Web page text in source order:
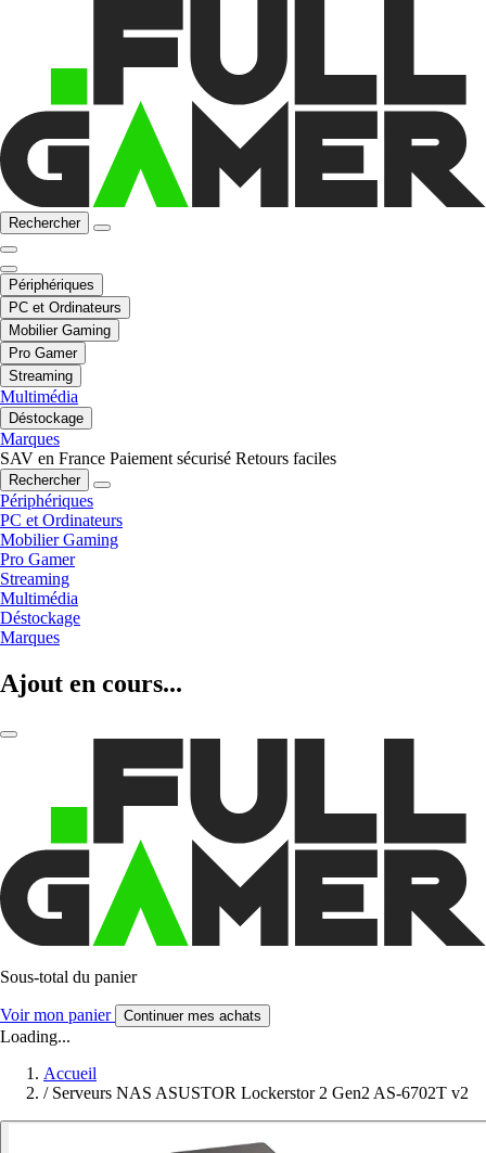
Rechercher
Périphériques
PC et Ordinateurs
Mobilier Gaming
Pro Gamer
Streaming
Multimédia
Déstockage
Marques
SAV en France Paiement sécurisé Retours faciles
Rechercher
Périphériques
PC et Ordinateurs
Mobilier Gaming
Pro Gamer
Streaming
Multimédia
Déstockage
Marques
Ajout en cours...
Sous-total du panier
Voir mon panier Continuer mes achats
Loading...
Accueil
/ Serveurs NAS ASUSTOR Lockerstor 2 Gen2 AS-6702T v2